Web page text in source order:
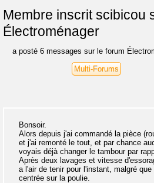
Membre inscritscibicou
Électroménager
a posté 6 messages sur le forum
Multi-Forums
Bonsoir.
Alors depuis j'ai commandé la pièce
et j'ai remonté le tout, et par chance
voyais déjà changer le tambour par
Après deux lavages et vitesse
a l'air de tenir pour l'instant, malgré
centrée sur la poulie.